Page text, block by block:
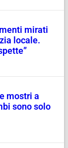
mirati
locale.
mostri a
sono solo